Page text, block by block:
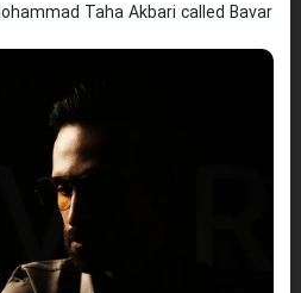
Taha Akbari called Bavar